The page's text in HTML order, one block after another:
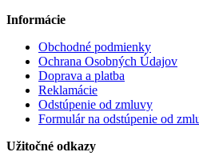
Informácie
Obchodné podmienky
Ochrana Osobných Údajov
Doprava a platba
Reklamácie
Odstúpenie od zmluvy
Formulár na odstúpenie od
Užitočné odkazy